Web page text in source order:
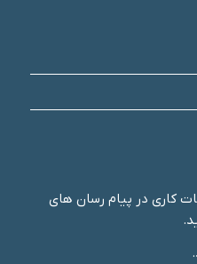
کاری در پیام رسان های